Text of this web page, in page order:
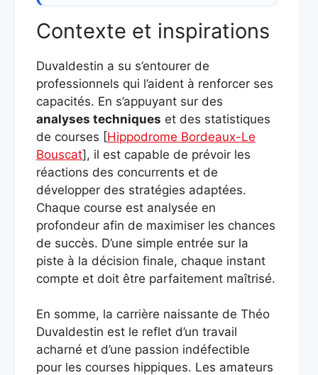
Contexte et inspirations
Duvaldestin a su s’entourer de
professionnels qui l’aident à renforcer ses
capacités. En s’appuyant sur des
analyses techniques et des statistiques
de courses [Hippodrome Bordeaux-Le
Bouscat], il est capable de prévoir les
réactions des concurrents et de
développer des stratégies adaptées.
Chaque course est analysée en
profondeur afin de maximiser les chances
de succès. D’une simple entrée sur la
piste à la décision finale, chaque instant
compte et doit être parfaitement maîtrisé.
En somme, la carrière naissante de Théo
Duvaldestin est le reflet d’un travail
acharné et d’une passion indéfectible
pour les courses hippiques. Les amateurs